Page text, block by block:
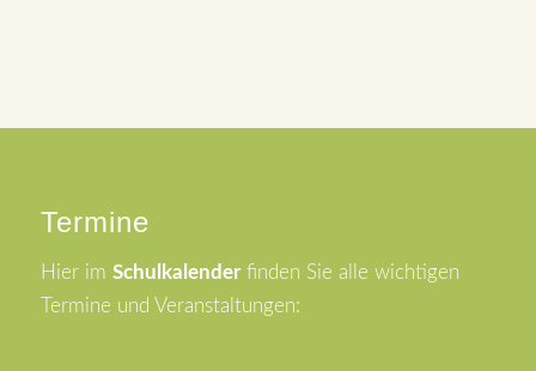
Termine
Hier im Schulkalenderfinden Sie alle wichtigen
Termine und Veranstaltungen: